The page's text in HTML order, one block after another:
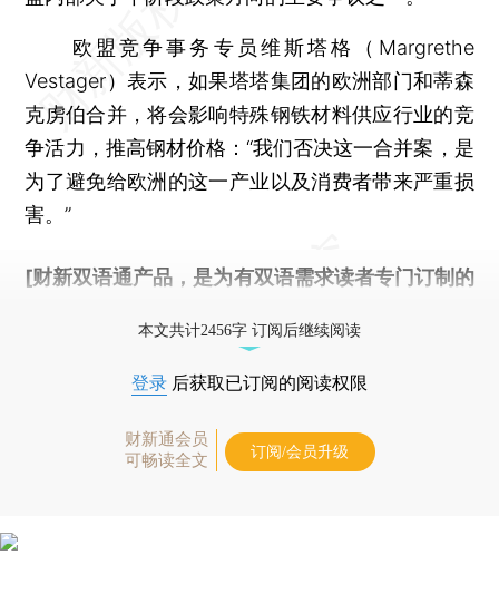
欧盟竞争事务专员维斯塔格（Margrethe
Vestager）表示，如果塔塔集团的欧洲部门和蒂森
克虏伯合并，将会影响特殊钢铁材料供应行业的竞
争活力，推高钢材价格：“我们否决这一合并案，是
为了避免给欧洲的这一产业以及消费者带来严重损
害。”
[财新双语通产品，是为有双语需求读者专门订制的
本文共计2456字 订阅后继续阅读
登录 后获取已订阅的阅读权限
财新通会员
可畅读全文
订阅/会员升级